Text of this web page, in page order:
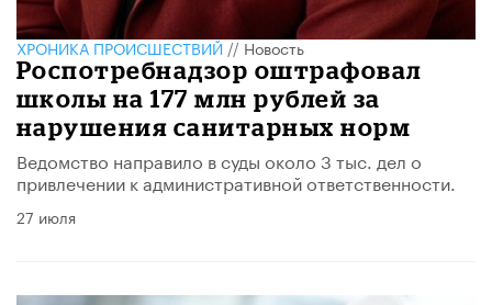
ХРОНИКА ПРОИСШЕСТВИЙ//Новость
Роспотребнадзор оштрафовал
школы на 177 млн рублей за
нарушения санитарных норм
Ведомство направило в суды около 3 тыс. дел о
привлечении к административной ответственности.
27 июля